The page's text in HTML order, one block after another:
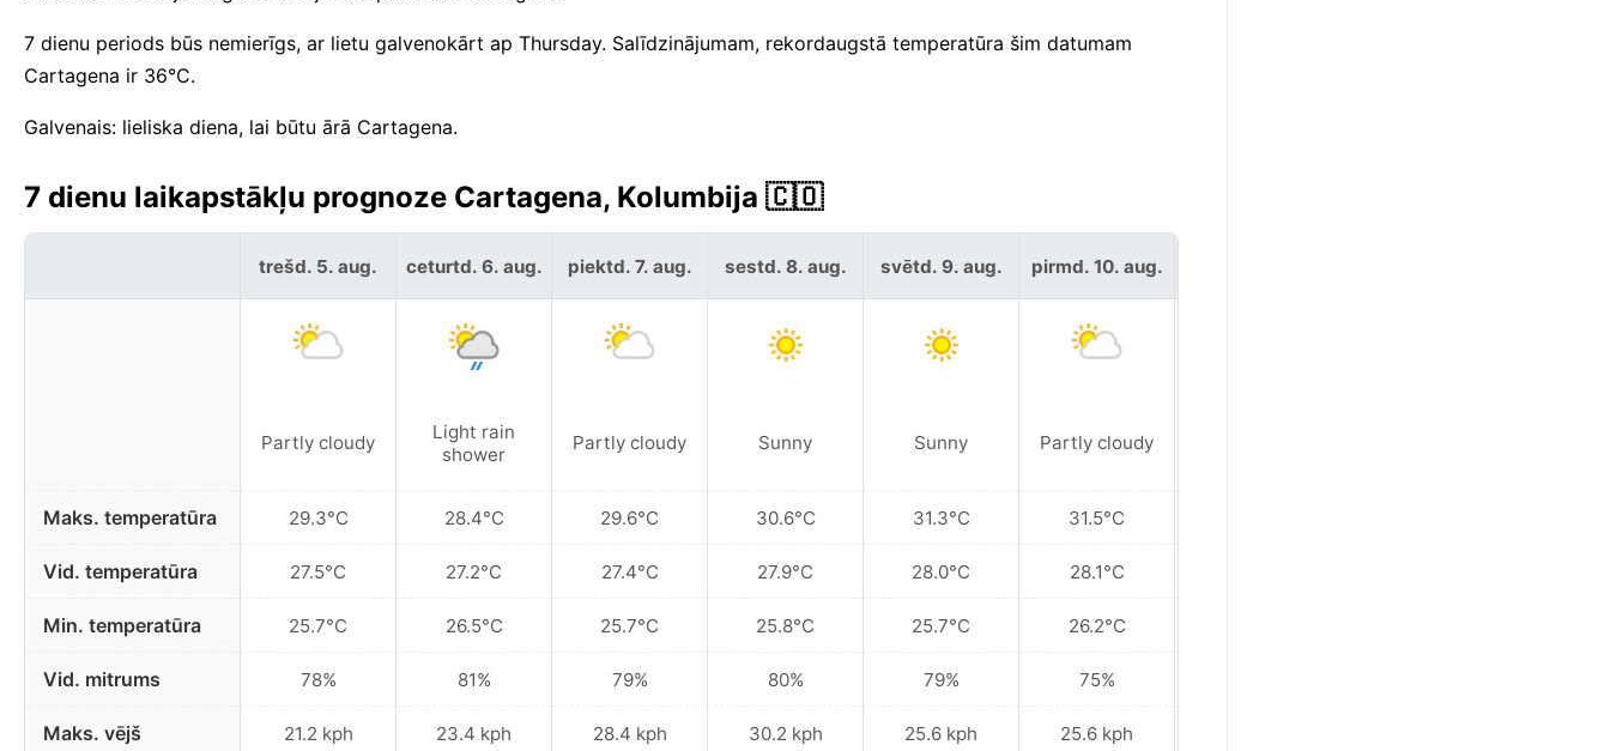
7 dienu periods būs nemierīgs, ar lietu galvenokārt ap Thursday. Salīdzinājumam, rekordaugstā temperatūra šim datumam
Cartagena ir 36°C.
Galvenais: lieliska diena, lai būtu ārā Cartagena.
7 dienu laikapstākļu prognoze Cartagena, Kolumbija 🇨🇴
Maks. temperatūra
Vid. temperatūra
Min. temperatūra
Vid. mitrums
Maks. vējš
trešd. 5. aug.
Partly cloudy
29.3°C
27.5°C
25.7°C
78%
21.2 kph
ceturtd. 6. aug.
Light rain
shower
28.4°C
27.2°C
26.5°C
81%
23.4 kph
piektd. 7. aug.
Partly cloudy
29.6°C
27.4°C
25.7°C
79%
28.4 kph
sestd. 8. aug.
Sunny
30.6°C
27.9°C
25.8°C
80%
30.2 kph
svētd. 9. aug.
Sunny
31.3°C
28.0°C
25.7°C
79%
25.6 kph
pirmd. 10. aug.
Partly cloudy
31.5°C
28.1°C
26.2°C
75%
25.6 kph